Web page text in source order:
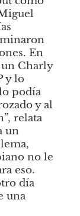
En
Charly
y lo
podía
y al
relata
un
no le
eso.
día
una